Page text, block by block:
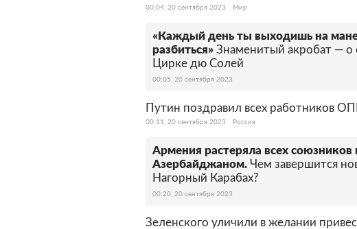
00:04, 20 сентября 2023 Мир
«Каждый день ты выходишь на
разбиться» Знаменитый акробат — о
Цирке дю Солей
00:05, 20 сентября 2023
Путин поздравил всех работников
00:11, 20 сентября 2023 Россия
Армения растеряла всех союзников
Азербайджаном. Чем завершится
Нагорный Карабах?
00:20, 20 сентября 2023
Зеленского уличили в желании